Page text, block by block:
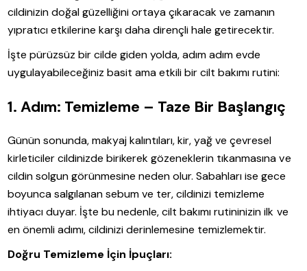
cildinizin doğal güzelliğini ortaya çıkaracak ve zamanın
yıpratıcı etkilerine karşı daha dirençli hale getirecektir.
İşte pürüzsüz bir cilde giden yolda, adım adım evde
uygulayabileceğiniz basit ama etkili bir cilt bakımı rutini:
1. Adım: Temizleme – Taze Bir Başlangıç
Günün sonunda, makyaj kalıntıları, kir, yağ ve çevresel
kirleticiler cildinizde birikerek gözeneklerin tıkanmasına ve
cildin solgun görünmesine neden olur. Sabahları ise gece
boyunca salgılanan sebum ve ter, cildinizi temizleme
ihtiyacı duyar. İşte bu nedenle, cilt bakımı rutininizin ilk ve
en önemli adımı, cildinizi derinlemesine temizlemektir.
Doğru Temizleme İçin İpuçları: